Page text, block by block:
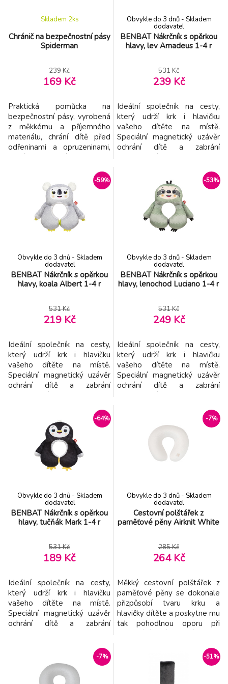
MINIONS
214 Kč
-21%
Chránič na bezpečnostní pásy FROZEN 2
Chránič na bezpečnostní pásy
Spiderman
Skladem 2ks
239 Kč
169 Kč
Praktická pomůcka na
bezpečnostní pásy, vyrobená
z měkkému a příjemného
materiálu, chrání dítě před
odřeninami a opruzeninami,
motivem Spiderman
zpříjemní Vašemu dítěti
cestování. Zapínání na suchý
zip. Rozměry: 20x8x3,2 cm.
Balení obsahuje 1 ks. Licenční
BENBAT Nákrčník s opěrkou
hlavy, lev Amadeus 1-4 r
Obvykle do 3 dnů - Skladem
dodavatel
531 Kč
239 Kč
Ideální společník na cesty,
který udrží krk i hlavičku
vašeho dítěte na místě.
Speciální magnetický uzávěr
ochrání dítě a zabrání
kamarád vám pomáhá užívat
pohodlné a bezpečné cesty.
Vlastnosti: - Vhodný od 1 -4
let - Poskytuje oporu hlavy i
krku - 2v1 oboustranný
materiál na zimu a léto
-59%
BENBAT Nákrčník s opěrkou
hlavy, koala Albert 1-4 r
Obvykle do 3 dnů - Skladem
dodavatel
531 Kč
219 Kč
Ideální společník na cesty,
který udrží krk i hlavičku
vašeho dítěte na místě.
Speciální magnetický uzávěr
ochrání dítě a zabrání
kamarád vám pomáhá užívat
pohodlné a bezpečné cesty.
Vlastnosti: - Vhodný od 1 -4
let - Poskytuje oporu hlavy i
krku - 2v1 oboustranný
materiál na zimu a léto
-53%
BENBAT Nákrčník s opěrkou
hlavy, lenochod Luciano 1-4 r
Obvykle do 3 dnů - Skladem
dodavatel
531 Kč
249 Kč
Ideální společník na cesty,
který udrží krk i hlavičku
vašeho dítěte na místě.
Speciální magnetický uzávěr
ochrání dítě a zabrání
kamarád vám pomáhá užívat
pohodlné a bezpečné cesty.
Vlastnosti: - Vhodný od 1 -4
let - Poskytuje oporu hlavy i
krku - 2v1 oboustranný
-64%
BENBAT Nákrčník s opěrkou
hlavy, tučňák Mark 1-4 r
Obvykle do 3 dnů - Skladem
dodavatel
531 Kč
189 Kč
Ideální společník na cesty,
který udrží krk i hlavičku
vašeho dítěte na místě.
Speciální magnetický uzávěr
ochrání dítě a zabrání
kamarád vám pomáhá užívat
pohodlné a bezpečné cesty.
Vlastnosti: - Vhodný od 1 -4
-7%
Cestovní polštářek z
paměťové pěny Airknit White
Obvykle do 3 dnů - Skladem
dodavatel
285 Kč
264 Kč
Měkký cestovní polštářek z
paměťové pěny se dokonale
přizpůsobí tvaru krku a
hlavičky dítěte a poskytne mu
tak pohodlnou oporu při
pračce. Složení: potah 100%
polyester, výplň 100%
polyuretanová pěna.
-7% -51%